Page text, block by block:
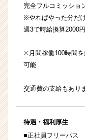
完全フルコミッショ
※やればやった分だ
週3で時給換算2000
※月間稼働100時間
可能
交通費の支給もあり
待遇・福利厚生
■正社員フリーパス